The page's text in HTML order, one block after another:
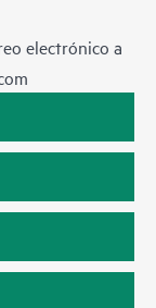
electrónico a